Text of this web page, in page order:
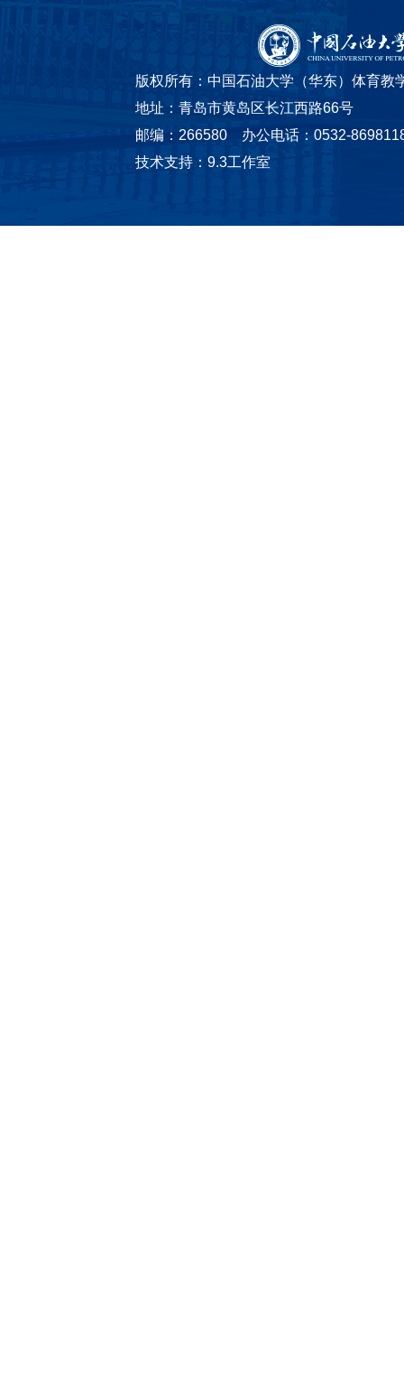
版权所有：中国石油大学（华东）体育
地址：青岛市黄岛区长江西路66号
邮编：266580 办公电话：0532-
技术支持：9.3工作室